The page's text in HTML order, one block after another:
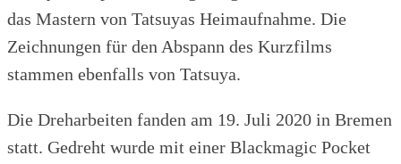
das Mastern von Tatsuyas Heimaufnahme. Die
Zeichnungen für den Abspann des Kurzfilms
stammen ebenfalls von Tatsuya.
Die Dreharbeiten fanden am 19. Juli 2020 in Bremen
statt. Gedreht wurde mit einer Blackmagic Pocket